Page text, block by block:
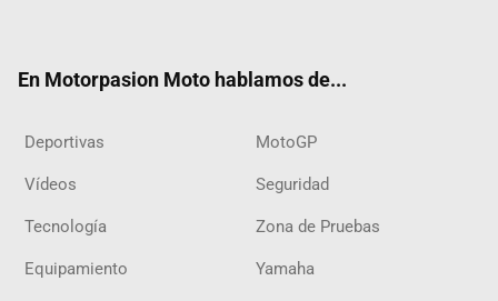
En Motorpasion Moto hablamos de...
Deportivas MotoGP
Vídeos Seguridad
Tecnología Zona de Pruebas
Equipamiento Yamaha